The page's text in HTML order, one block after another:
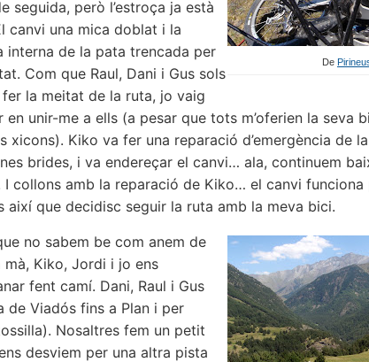
De
seguida, però l’estroça ja està
canvi una mica doblat i la
interna de la pata trencada per
Com que Raul, Dani i Gus sols
la meitat de la ruta, jo vaig
en unir-me a ells (a pesar que tots m’oferien la seva
xicons). Kiko va fer una reparació d’emergència de
brides, i va endereçar el canvi… ala, continuem
I collons amb la reparació de Kiko… el canvi
així que decidisc seguir la ruta amb la meva bici.
no sabem be com anem de
Kiko, Jordi i jo ens
fent camí. Dani, Raul i Gus
de Viadós fins a Plan i per
Nosaltres fem un petit
desviem per una altra pista